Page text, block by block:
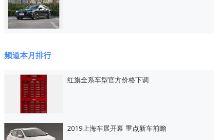
频道本月排行
红旗全系车型官方价格下调
2019上海车展开幕 重点新车前瞻